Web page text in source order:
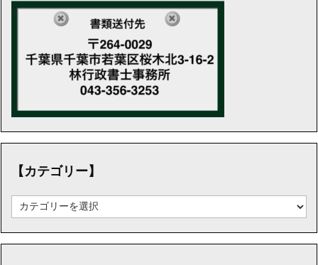
【カテゴリー】
【カ
テ
リ